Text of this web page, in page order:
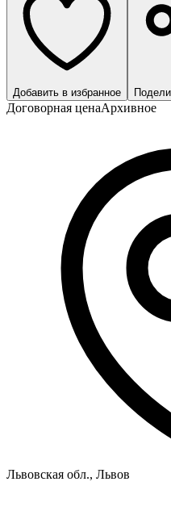
Добавить в избранное
Договорная ценаАрхивное
Львовская обл., Львов